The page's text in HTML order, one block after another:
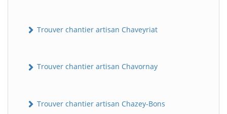
Trouver chantier artisan Chaveyriat
Trouver chantier artisan Chavornay
Trouver chantier artisan Chazey-Bons